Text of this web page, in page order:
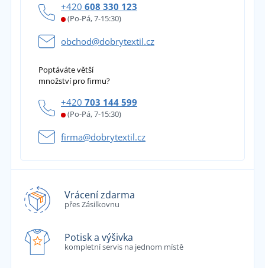
+420 608 330 123
(Po-Pá, 7-15:30)
obchod@dobrytextil.cz
Poptáváte větší
množství pro firmu?
+420 703 144 599
(Po-Pá, 7-15:30)
firma@dobrytextil.cz
Vrácení zdarma
přes Zásilkovnu
Potisk a výšivka
kompletní servis na jednom místě